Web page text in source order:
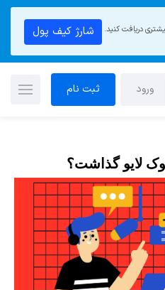
دریافت کنید. شارژ کیف پول
ورود ثبت نام
لایو گذاشت؟